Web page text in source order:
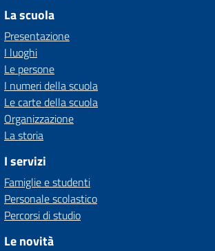
La scuola
Presentazione
I luoghi
Le persone
I numeri della scuola
Le carte della scuola
Organizzazione
La storia
I servizi
Famiglie e studenti
Personale scolastico
Percorsi di studio
Le novità